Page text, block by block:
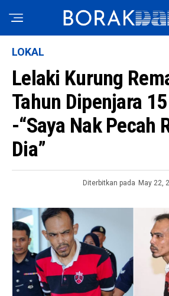
LOKAL
Lelaki Kurung
Tahun Dipenjara
-“Saya Nak Pecah
Dia”
Diterbitkan pada May 22,